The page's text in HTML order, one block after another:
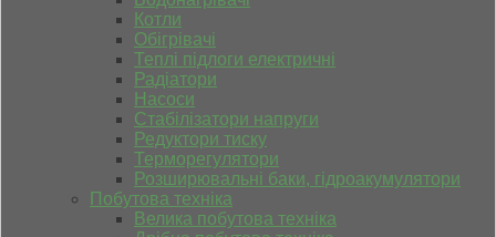
Котли
Обігрівачі
Теплі підлоги електричні
Радіатори
Насоси
Стабілізатори напруги
Редуктори тиску
Терморегулятори
Розширювальні баки, гідроакумулятори
Побутова техніка
Велика побутова техніка